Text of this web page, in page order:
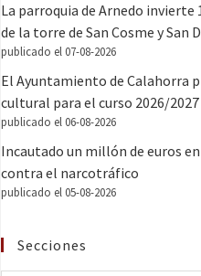
La parroquia de Arnedo invierte
de la torre de San Cosme y San
publicado el 07-08-2026
El Ayuntamiento de Calahorra
cultural para el curso 2026/2027
publicado el 06-08-2026
Incautado un millón de euros
contra el narcotráfico
publicado el 05-08-2026
Secciones